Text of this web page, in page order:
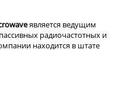
является ведущим
радиочастотных и
находится в штате